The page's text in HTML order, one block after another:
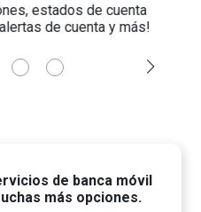
estados de cuenta
de cuenta y más!
de banca móvil
más opciones.